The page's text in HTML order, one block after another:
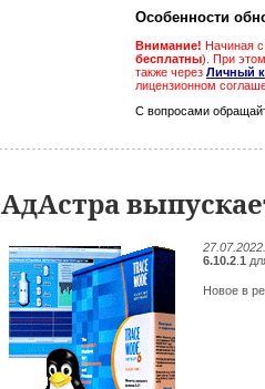
Особенности
Внимание! Начиная
бесплатны). При
также через Личный
лицензионном
С вопросами
АдАстра
6.10.2 1
Новое в